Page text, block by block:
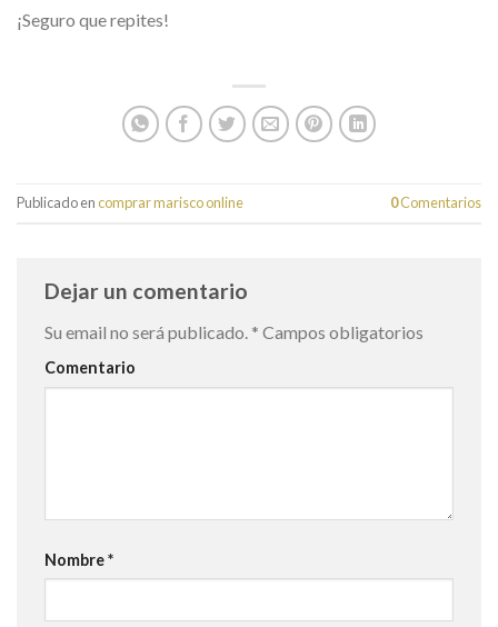
¡Seguro que repites!
Publicado encomprar marisco online 0Comentarios
Dejar un comentario
Su email no será publicado. * Campos obligatorios
Comentario
Nombre*